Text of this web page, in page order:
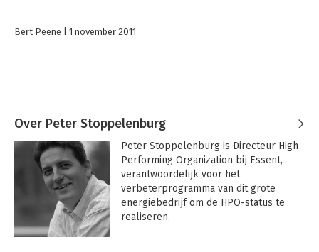
Bert Peene 1 november 2011
Over Peter Stoppelenburg
Peter Stoppelenburg is Directeur High
Performing Organization bij Essent,
verantwoordelijk voor het
verbeterprogramma van dit grote
energiebedrijf om de HPO-status te
realiseren.